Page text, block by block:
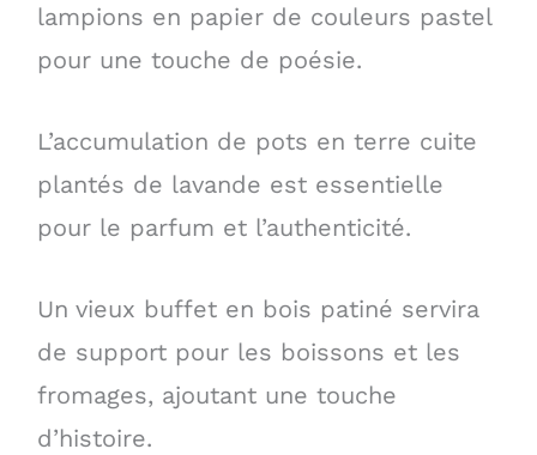
lampions en papier de couleurs pastel
pour une touche de poésie.
L’accumulation de pots en terre cuite
plantés de lavande est essentielle
pour le parfum et l’authenticité.
Un vieux buffet en bois patiné servira
de support pour les boissons et les
fromages, ajoutant une touche
d’histoire.